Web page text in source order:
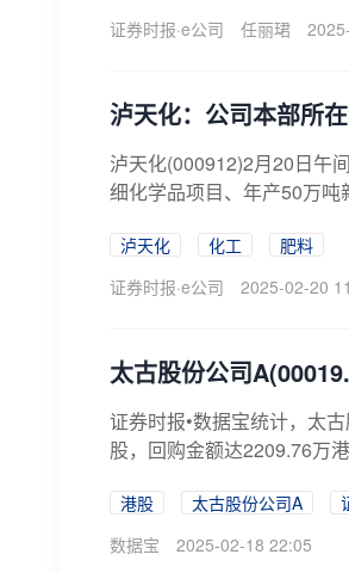
证券时报·e公司
任丽珺
泸天化：公司本部所
泸天化(000912)2月20日午
细化学品项目、年产50万
泸天化 化工
肥料
证券时报·e公司
2025-02-20
太古股份公司
证券时报•数据宝统计，太
股，回购金额达2209.76万
港股 太古股份公司A
数据宝
2025-02-18 22:05